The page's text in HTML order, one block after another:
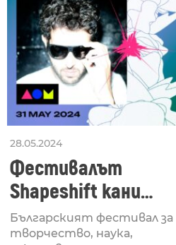
28.05.2024
Фестивалът
Shapeshift кани
Fabrizio Mammarella
за откриването си
Българският фестивал за
творчество, наука,